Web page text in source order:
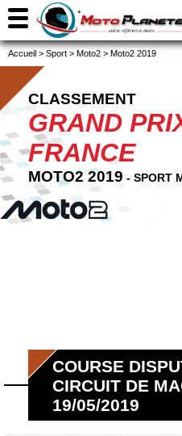
Accueil > Sport > Moto2 > Moto2 2019
CLASSEMENT
GRAND
FRANCE
MOTO2 2019 - SPORT
COURSE
CIRCUIT DE
19/05/2019